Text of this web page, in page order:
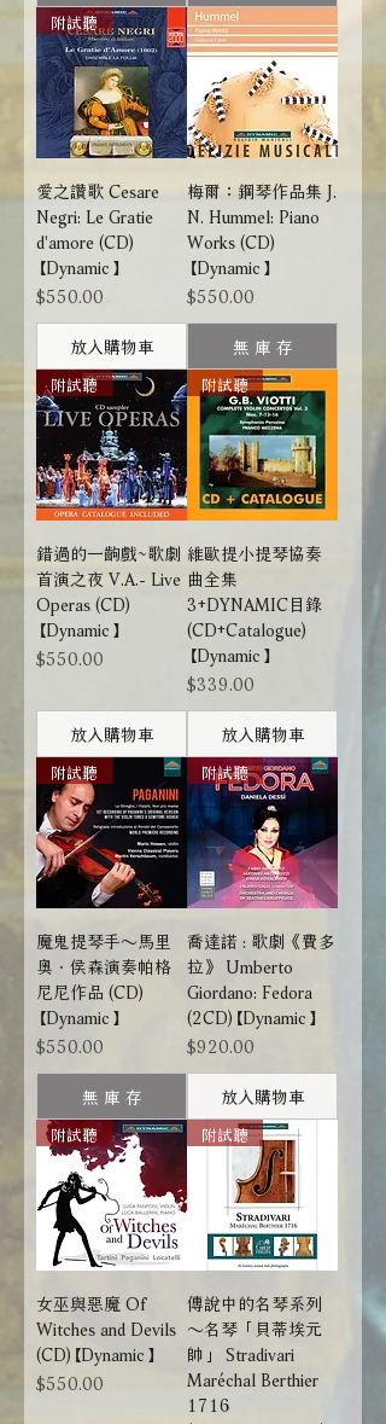
附試聽
愛之讚歌 Cesare
Negri: Le Gratie
d'amore (CD)
【Dynamic】
價格
$550.00
放入購物車
梅爾：鋼琴作品集 J.
N. Hummel: Piano
Works (CD)
【Dynamic】
價格
$550.00
無 庫 存
附試聽
錯過的一齣戲~歌劇
首演之夜 V.A.- Live
Operas (CD)
【Dynamic】
價格
$550.00
放入購物車
附試聽
維歐提小提琴協奏
曲全集
3+DYNAMIC目錄
(CD+Catalogue)
【Dynamic】
價格
$339.00
放入購物車
附試聽
魔鬼提琴手～馬里
奧．侯森演奏帕格
尼尼作品 (CD)
【Dynamic】
價格
$550.00
無 庫 存
附試聽
喬達諾 : 歌劇《費多
拉》 Umberto
Giordano: Fedora
(2CD)【Dynamic】
價格
$920.00
放入購物車
附試聽
女巫與惡魔 Of
Witches and Devils
(CD)【Dynamic】
價格
$550.00
附試聽
傳說中的名琴系列
～名琴「貝蒂埃元
帥」 Stradivari
Maréchal Berthier
1716